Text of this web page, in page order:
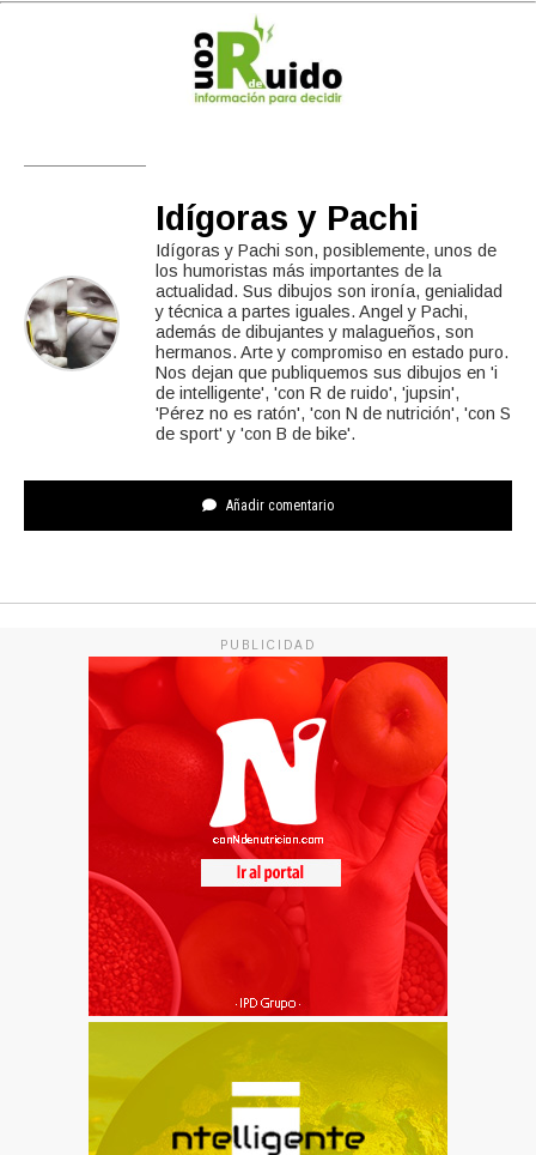
Idígoras y Pachi
Idígoras y Pachi son, posiblemente, unos de
los humoristas más importantes de la
actualidad. Sus dibujos son ironía, genialidad
y técnica a partes iguales. Angel y Pachi,
además de dibujantes y malagueños, son
hermanos. Arte y compromiso en estado puro.
Nos dejan que publiquemos sus dibujos en 'i
de intelligente', 'con R de ruido', 'jupsin',
'Pérez no es ratón', 'con N de nutrición', 'con S
de sport' y 'con B de bike'.
Añadir comentario
PUBLICIDAD